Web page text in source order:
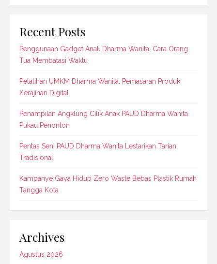
Recent Posts
Penggunaan Gadget Anak Dharma Wanita: Cara Orang
Tua Membatasi Waktu
Pelatihan UMKM Dharma Wanita: Pemasaran Produk
Kerajinan Digital
Penampilan Angklung Cilik Anak PAUD Dharma Wanita
Pukau Penonton
Pentas Seni PAUD Dharma Wanita Lestarikan Tarian
Tradisional
Kampanye Gaya Hidup Zero Waste Bebas Plastik Rumah
Tangga Kota
Archives
Agustus 2026